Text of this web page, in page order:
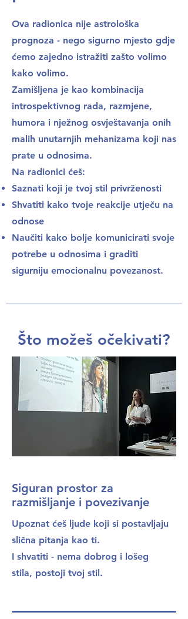
Ova radionica nije astrološka
prognoza - nego sigurno mjesto gdje
ćemo zajedno istražiti zašto volimo
kako volimo.
Zamišljena je kao kombinacija
introspektivnog rada, razmjene,
humora i nježnog osvještavanja onih
malih unutarnjih mehanizama koji nas
prate u odnosima.
Na radionici ćeš:
Saznati koji je tvoj stil privrženosti
Shvatiti kako tvoje reakcije utječu na
odnose
Naučiti kako bolje komunicirati svoje
potrebe u odnosima i graditi
sigurniju emocionalnu povezanost.
Što možeš očekivati?
Siguran prostor za
razmišljanje i povezivanje
Upoznat ćeš ljude koji si postavljaju
slična pitanja kao ti.
I shvatiti - nema dobrog i lošeg
stila, postoji tvoj stil.